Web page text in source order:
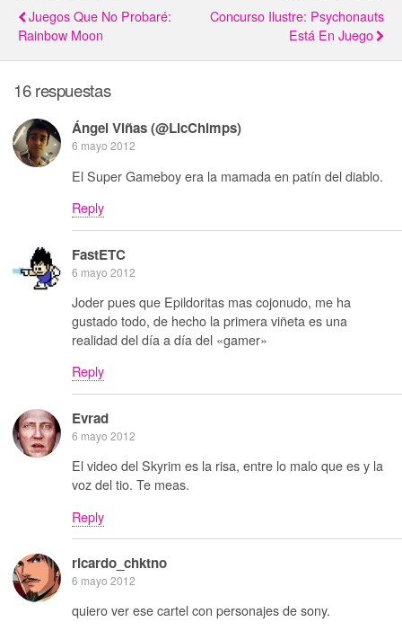
Juegos Que No Probaré:
Rainbow Moon
Concurso Ilustre: Psychonauts
Está En Juego
16 respuestas
Ángel Viñas (@LicChimps)
6 mayo 2012
El Super Gameboy era la mamada en patín del diablo.
Reply
FastETC
6 mayo 2012
Joder pues que Epildoritas mas cojonudo, me ha
gustado todo, de hecho la primera viñeta es una
realidad del día a día del «gamer»
Reply
Evrad
6 mayo 2012
El video del Skyrim es la risa, entre lo malo que es y la
voz del tio. Te meas.
Reply
ricardo_chktno
6 mayo 2012
quiero ver ese cartel con personajes de sony.